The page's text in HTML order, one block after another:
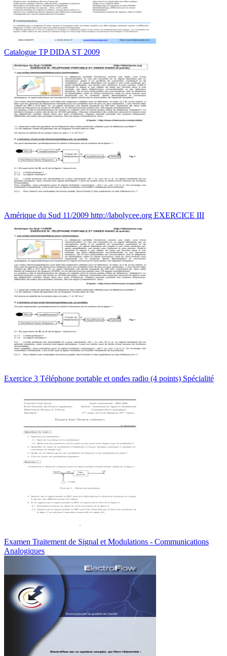
Catalogue TP DIDA ST 2009
Amérique du Sud 11/2009 http://labolycee.org EXERCICE III
Exercice 3 Téléphone portable et ondes radio (4 points) Spécialité
Examen Traitement de Signal et Modulations - Communications
Analogiques